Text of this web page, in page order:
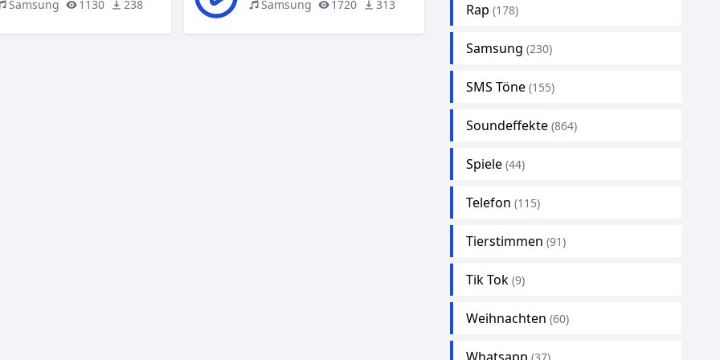
Samsung 1130 238 Samsung 1720 313 Rap (178)
Samsung (230)
SMS Töne (155)
Soundeffekte (864)
Spiele (44)
Telefon (115)
Tierstimmen (91)
Tik Tok (9)
Weihnachten (60)